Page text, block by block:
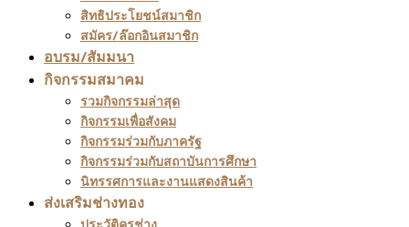
สิทธิประโยชน์สมาชิก
สมัคร/ล๊อกอินสมาชิก
อบรม/สัมมนา
กิจกรรมสมาคม
รวมกิจกรรมล่าสุด
กิจกรรมเพื่อสังคม
กิจกรรมร่วมกับภาครัฐ
กิจกรรมร่วมกับสถาบันการศึกษา
นิทรรศการและงานแสดงสินค้า
ส่งเสริมช่างทอง